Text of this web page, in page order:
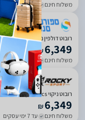
משלוח חינם עד 7 ימי עסקים
רובוט דולפין ניקוי Maytronics Dolphin M700
₪6,349
משלוח חינם עד 7 ימי עסקים
‏רובוט ניקוי Dolphin M700 Maytronics
₪6,349
משלוח חינם עד 7 ימי עסקים